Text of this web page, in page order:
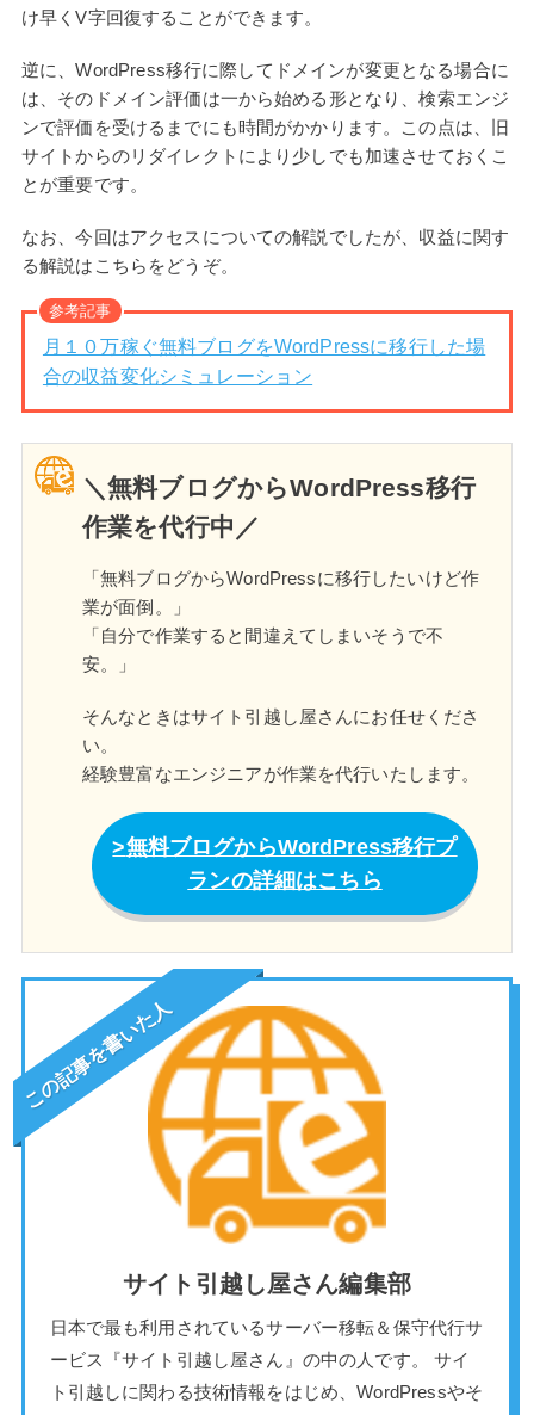
け早くV字回復することができます。
逆に、WordPress移行に際してドメインが変更となる場合に
は、そのドメイン評価は一から始める形となり、検索エンジ
ンで評価を受けるまでにも時間がかかります。この点は、旧
サイトからのリダイレクトにより少しでも加速させておくこ
とが重要です。
なお、今回はアクセスについての解説でしたが、収益に関す
る解説はこちらをどうぞ。
参考記事
月１０万稼ぐ無料ブログをWordPressに移行した場
合の収益変化シミュレーション
＼無料ブログからWordPress移行
作業を代行中／
「無料ブログからWordPressに移行したいけど作
業が面倒。」
「自分で作業すると間違えてしまいそうで不
安。」
そんなときはサイト引越し屋さんにお任せくださ
い。
経験豊富なエンジニアが作業を代行いたします。
無料ブログからWordPress移行プ
ランの詳細はこちら
この記事を書いた人
サイト引越し屋さん編集部
日本で最も利用されているサーバー移転＆保守代行サ
ービス『サイト引越し屋さん』の中の人です。 サイ
ト引越しに関わる技術情報をはじめ、WordPressやそ